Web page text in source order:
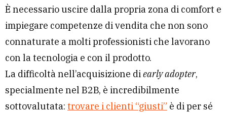
È necessario uscire dalla propria zona di comfort e
impiegare competenze di vendita che non sono
connaturate a molti professionisti che lavorano
con la tecnologia e con il prodotto.
La difficoltà nell’acquisizione diearly adopter,
specialmente nel B2B, è incredibilmente
sottovalutata: trovare i clienti “giusti” è di per sé